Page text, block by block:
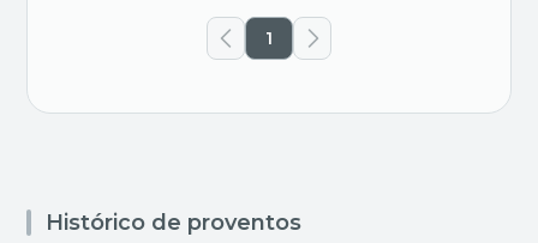
1
Histórico de proventos